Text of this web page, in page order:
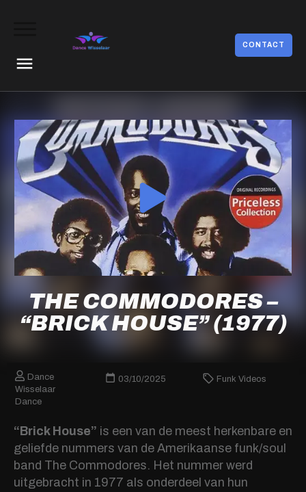
CONTACT
THE COMMODORES –
“BRICK HOUSE” (1977)
Dance
Wisselaar
Dance
03/10/2025 Funk Videos
“Brick House” is een van de meest herkenbare en
geliefde nummers van de Amerikaanse funk/soul
band The Commodores. Het nummer werd
uitgebracht in 1977 als onderdeel van hun